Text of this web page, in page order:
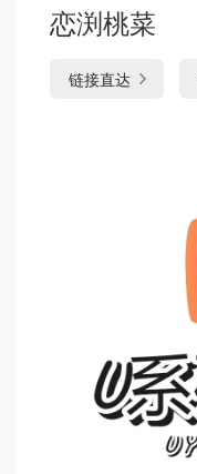
恋渕桃菜
链接直达